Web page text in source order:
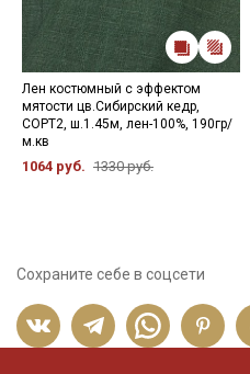
Лен костюмный с эффектом
мятости цв.Сибирский кедр,
СОРТ2, ш.1.45м, лен-100%, 190гр/
м.кв
1064 руб. 1330 руб.
Сохраните себе в соцсети